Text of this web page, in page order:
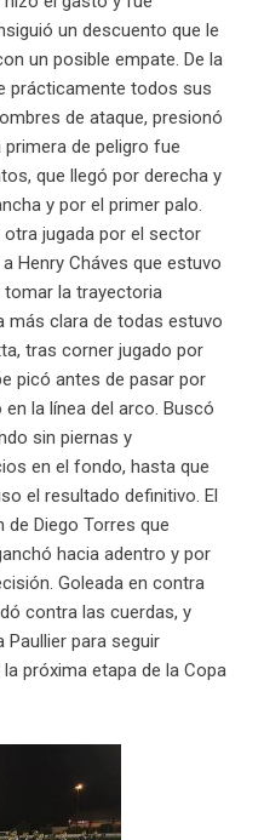
un descuento que le
un posible empate. De la
prácticamente todos sus
de ataque, presionó
de peligro fue
que llegó por derecha y
y por el primer palo.
jugada por el sector
Henry Cháves que estuvo
tomar la trayectoria
más clara de todas estuvo
tras corner jugado por
picó antes de pasar por
la línea del arco. Buscó
sin piernas y
en el fondo, hasta que
el resultado definitivo. El
Diego Torres que
hacia adentro y por
Goleada en contra
contra las cuerdas, y
Paullier para seguir
próxima etapa de la Copa